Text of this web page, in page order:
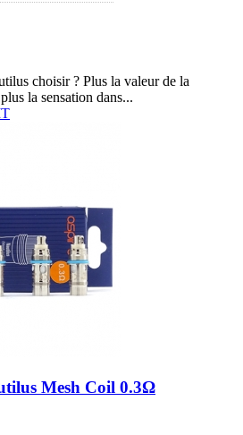
choisir ? Plus la valeur de la
la sensation dans...
Mesh Coil 0.3Ω